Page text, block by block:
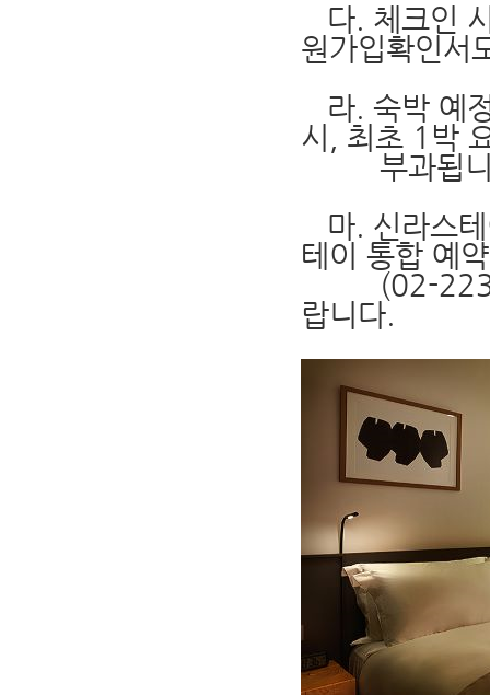
다. 체크인
원가입확인서
라. 숙박 예
시, 최초 1박
부과됩니
마. 신라스테
테이 통합 예
(02-2230-
랍니다.